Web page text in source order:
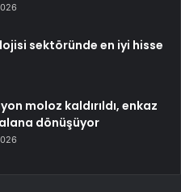
sektöründe en iyi hisse
moloz kaldırıldı, enkaz
dönüşüyor